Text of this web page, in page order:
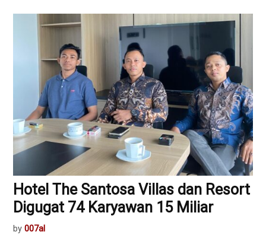
Hotel The Santosa Villas dan Resort
Digugat 74 Karyawan 15 Miliar
by 007al